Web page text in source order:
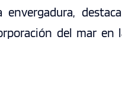
envergadura,
del mar en